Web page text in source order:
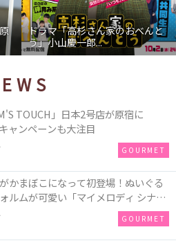
ドラマ「高杉さん家のおべんと
う」小山慶一郎...
TOUCH」日本2号店が原宿に
ャンペーンも大注目
GOURMET
かまぼこになって初登場！ぬいぐる
ルムが可愛い「マイメロディ シナモ
」が新発売
GOURMET